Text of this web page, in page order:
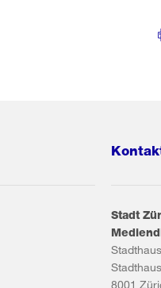
Stadt
Stadthaus
8001